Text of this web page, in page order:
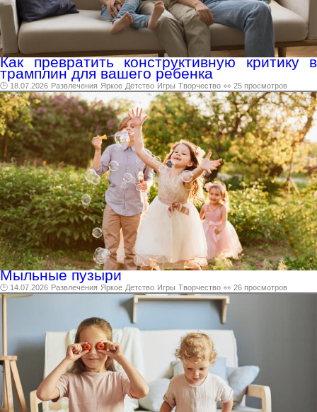
Как превратить конструктивную критику в
трамплин для вашего ребенка
🕑 18.07.2026 Развлечения Яркое Детство Игры Творчество 👀 25 просмотров
Мыльные пузыри
🕑 14.07.2026 Развлечения Яркое Детство Игры Творчество 👀 26 просмотров